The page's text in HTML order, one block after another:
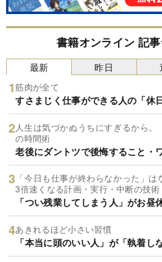
書籍オンライン 記
最新
筋肉が全て
すさまじく仕事ができる人の「休
人生は気づかぬうちにすぎるから
の時間術
老後にダントツで後悔すること・
「今日も仕事が終わらなかった」
3倍速くなる計画・実行・中断の技術
「つい残業してしまう人」がお昼
あきれるほど小さい習慣
「本当に頭のいい人」が「執着し
昨日